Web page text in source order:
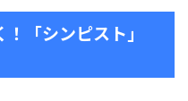
「シンピスト」